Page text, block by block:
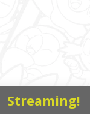
Streaming!